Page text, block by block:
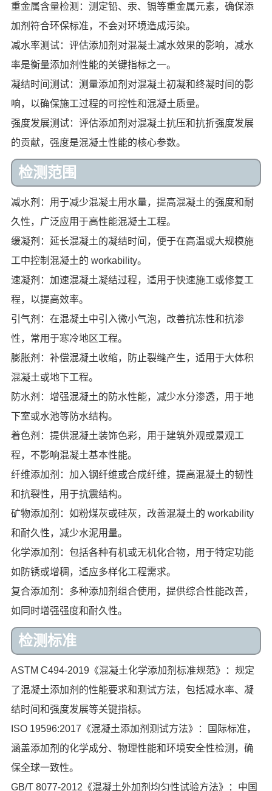
重金属含量检测：测定铅、汞、镉等重金属元素，确保添
加剂符合环保标准，不会对环境造成污染。
减水率测试：评估添加剂对混凝土减水效果的影响，减水
率是衡量添加剂性能的关键指标之一。
凝结时间测试：测量添加剂对混凝土初凝和终凝时间的影
响，以确保施工过程的可控性和混凝土质量。
强度发展测试：评估添加剂对混凝土抗压和抗折强度发展
的贡献，强度是混凝土性能的核心参数。
检测范围
减水剂：用于减少混凝土用水量，提高混凝土的强度和耐
久性，广泛应用于高性能混凝土工程。
缓凝剂：延长混凝土的凝结时间，便于在高温或大规模施
工中控制混凝土的 workability。
速凝剂：加速混凝土凝结过程，适用于快速施工或修复工
程，以提高效率。
引气剂：在混凝土中引入微小气泡，改善抗冻性和抗渗
性，常用于寒冷地区工程。
膨胀剂：补偿混凝土收缩，防止裂缝产生，适用于大体积
混凝土或地下工程。
防水剂：增强混凝土的防水性能，减少水分渗透，用于地
下室或水池等防水结构。
着色剂：提供混凝土装饰色彩，用于建筑外观或景观工
程，不影响混凝土基本性能。
纤维添加剂：加入钢纤维或合成纤维，提高混凝土的韧性
和抗裂性，用于抗震结构。
矿物添加剂：如粉煤灰或硅灰，改善混凝土的 workability
和耐久性，减少水泥用量。
化学添加剂：包括各种有机或无机化合物，用于特定功能
如防锈或增稠，适应多样化工程需求。
复合添加剂：多种添加剂组合使用，提供综合性能改善，
如同时增强强度和耐久性。
检测标准
ASTM C494-2019《混凝土化学添加剂标准规范》：规定
了混凝土添加剂的性能要求和测试方法，包括减水率、凝
结时间和强度发展等关键指标。
ISO 19596:2017《混凝土添加剂测试方法》：国际标准，
涵盖添加剂的化学成分、物理性能和环境安全性检测，确
保全球一致性。
GB/T 8077-2012《混凝土外加剂均匀性试验方法》：中国